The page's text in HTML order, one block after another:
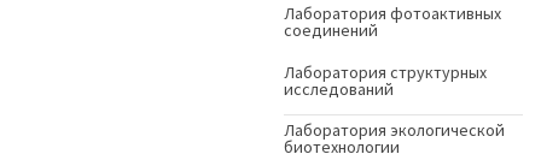
Лаборатория фотоактивных
соединений
Лаборатория структурных
исследований
Лаборатория экологической
биотехнологии